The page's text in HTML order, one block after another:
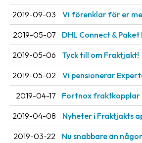
2019-09-03 Vi förenklar för er
2019-05-07 DHL Connect &
2019-05-06 Tyck till om Fraktjakt!
2019-05-02 Vi pensionerar
2019-04-17 Fortnox fraktkopplar
2019-04-08 Nyheter i Fraktjakts
2019-03-22 Nu snabbare än